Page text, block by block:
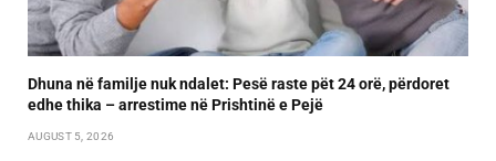
Dhuna në familje nuk ndalet: Pesë raste pët 24 orë, përdoret
edhe thika – arrestime në Prishtinë e Pejë
AUGUST 5, 2026